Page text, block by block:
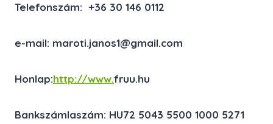
Telefonszám: +36 30 146 0112
e-mail: maroti.janos1@gmail.com
Honlap:http://www.fruu.hu
Bankszámlaszám: HU72 5043 5500 1000 5271